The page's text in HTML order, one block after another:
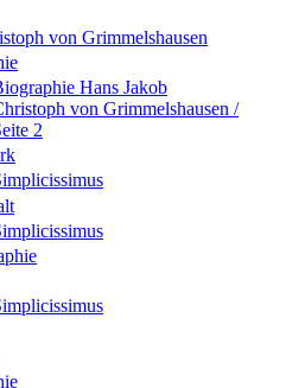
von Grimmelshausen
Hans Jakob
von Grimmelshausen /
2